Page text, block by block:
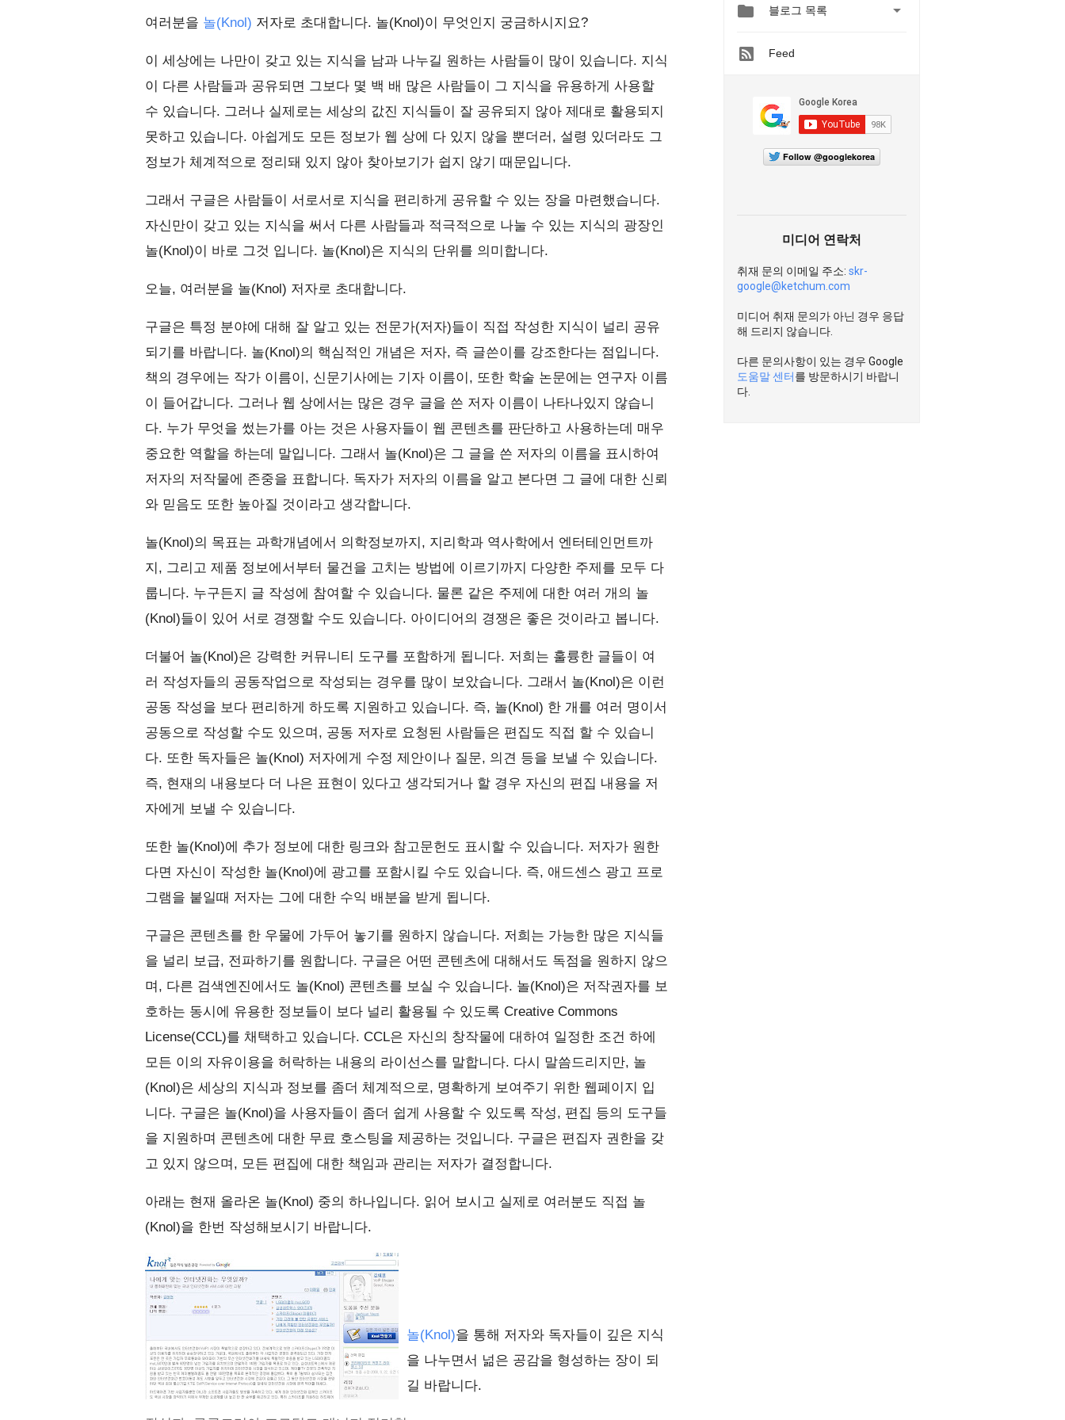
여러분을 놀(Knol) 저자로 초대합니다. 놀(Knol)이 무엇인지 궁금하시지요?
이 세상에는 나만이 갖고 있는 지식을 남과 나누길 원하는 사람들이 많이 있습니다. 지식
이 다른 사람들과 공유되면 그보다 몇 백 배 많은 사람들이 그 지식을 유용하게 사용할
수 있습니다. 그러나 실제로는 세상의 값진 지식들이 잘 공유되지 않아 제대로 활용되지
못하고 있습니다. 아쉽게도 모든 정보가 웹 상에 다 있지 않을 뿐더러, 설령 있더라도 그
정보가 체계적으로 정리돼 있지 않아 찾아보기가 쉽지 않기 때문입니다.
그래서 구글은 사람들이 서로서로 지식을 편리하게 공유할 수 있는 장을 마련했습니다.
자신만이 갖고 있는 지식을 써서 다른 사람들과 적극적으로 나눌 수 있는 지식의 광장인
놀(Knol)이 바로 그것 입니다. 놀(Knol)은 지식의 단위를 의미합니다.
오늘, 여러분을 놀(Knol) 저자로 초대합니다.
구글은 특정 분야에 대해 잘 알고 있는 전문가(저자)들이 직접 작성한 지식이 널리 공유
되기를 바랍니다. 놀(Knol)의 핵심적인 개념은 저자, 즉 글쓴이를 강조한다는 점입니다.
책의 경우에는 작가 이름이, 신문기사에는 기자 이름이, 또한 학술 논문에는 연구자 이름
이 들어갑니다. 그러나 웹 상에서는 많은 경우 글을 쓴 저자 이름이 나타나있지 않습니
다. 누가 무엇을 썼는가를 아는 것은 사용자들이 웹 콘텐츠를 판단하고 사용하는데 매우
중요한 역할을 하는데 말입니다. 그래서 놀(Knol)은 그 글을 쓴 저자의 이름을 표시하여
저자의 저작물에 존중을 표합니다. 독자가 저자의 이름을 알고 본다면 그 글에 대한 신뢰
와 믿음도 또한 높아질 것이라고 생각합니다.
놀(Knol)의 목표는 과학개념에서 의학정보까지, 지리학과 역사학에서 엔터테인먼트까
지, 그리고 제품 정보에서부터 물건을 고치는 방법에 이르기까지 다양한 주제를 모두 다
룹니다. 누구든지 글 작성에 참여할 수 있습니다. 물론 같은 주제에 대한 여러 개의 놀
(Knol)들이 있어 서로 경쟁할 수도 있습니다. 아이디어의 경쟁은 좋은 것이라고 봅니다.
더불어 놀(Knol)은 강력한 커뮤니티 도구를 포함하게 됩니다. 저희는 훌륭한 글들이 여
러 작성자들의 공동작업으로 작성되는 경우를 많이 보았습니다. 그래서 놀(Knol)은 이런
공동 작성을 보다 편리하게 하도록 지원하고 있습니다. 즉, 놀(Knol) 한 개를 여러 명이서
공동으로 작성할 수도 있으며, 공동 저자로 요청된 사람들은 편집도 직접 할 수 있습니
다. 또한 독자들은 놀(Knol) 저자에게 수정 제안이나 질문, 의견 등을 보낼 수 있습니다.
즉, 현재의 내용보다 더 나은 표현이 있다고 생각되거나 할 경우 자신의 편집 내용을 저
자에게 보낼 수 있습니다.
또한 놀(Knol)에 추가 정보에 대한 링크와 참고문헌도 표시할 수 있습니다. 저자가 원한
다면 자신이 작성한 놀(Knol)에 광고를 포함시킬 수도 있습니다. 즉, 애드센스 광고 프로
그램을 붙일때 저자는 그에 대한 수익 배분을 받게 됩니다.
구글은 콘텐츠를 한 우물에 가두어 놓기를 원하지 않습니다. 저희는 가능한 많은 지식들
을 널리 보급, 전파하기를 원합니다. 구글은 어떤 콘텐츠에 대해서도 독점을 원하지 않으
며, 다른 검색엔진에서도 놀(Knol) 콘텐츠를 보실 수 있습니다. 놀(Knol)은 저작권자를 보
호하는 동시에 유용한 정보들이 보다 널리 활용될 수 있도록 Creative Commons
License(CCL)를 채택하고 있습니다. CCL은 자신의 창작물에 대하여 일정한 조건 하에
모든 이의 자유이용을 허락하는 내용의 라이선스를 말합니다. 다시 말씀드리지만, 놀
(Knol)은 세상의 지식과 정보를 좀더 체계적으로, 명확하게 보여주기 위한 웹페이지 입
니다. 구글은 놀(Knol)을 사용자들이 좀더 쉽게 사용할 수 있도록 작성, 편집 등의 도구들
을 지원하며 콘텐츠에 대한 무료 호스팅을 제공하는 것입니다. 구글은 편집자 권한을 갖
고 있지 않으며, 모든 편집에 대한 책임과 관리는 저자가 결정합니다.
아래는 현재 올라온 놀(Knol) 중의 하나입니다. 읽어 보시고 실제로 여러분도 직접 놀
(Knol)을 한번 작성해보시기 바랍니다.
놀(Knol)을 통해 저자와 독자들이 깊은 지식
을 나누면서 넒은 공감을 형성하는 장이 되
길 바랍니다.
 블로그 목록 
Feed
Follow @googlekorea
미디어 연락처
취재 문의 이메일 주소: skr-
google@ketchum.com
미디어 취재 문의가 아닌 경우 응답
해 드리지 않습니다.
다른 문의사항이 있는 경우 Google
도움말 센터를 방문하시기 바랍니
다.